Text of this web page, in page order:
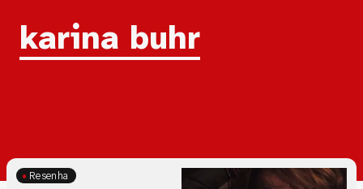
Tag:
karina buhr
Resenha